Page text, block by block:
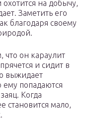
охотится на добычу,
Заметить его
благодаря своему
что он караулит
и сидит в
выжидает
ему попадаются
Когда
становится мало,